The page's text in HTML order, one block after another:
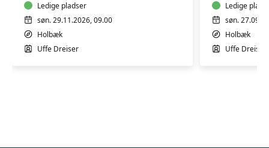
Ledige pladser
søn. 29.11.2026, 09.00
Holbæk
Uffe Dreiser
Ledige
søn.
Holbæk
Uffe Dreiser